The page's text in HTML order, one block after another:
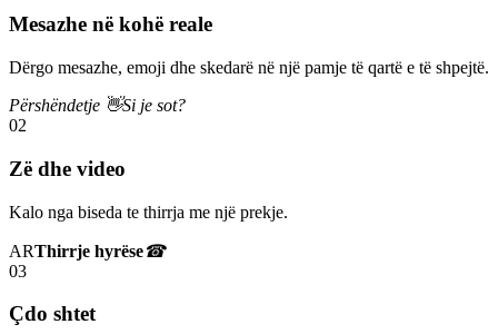
Mesazhe në kohë reale
Dërgo mesazhe, emoji dhe skedarë në një pamje të qartë e të shpejtë.
Përshëndetje 👋Si je sot?
02
Zë dhe video
Kalo nga biseda te thirrja me një prekje.
ARThirrje hyrëse☎
03
Çdo shtet